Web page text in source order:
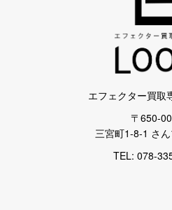
エフェクター買取
〒650-
三宮町1-8-1 さ
TEL: 078-